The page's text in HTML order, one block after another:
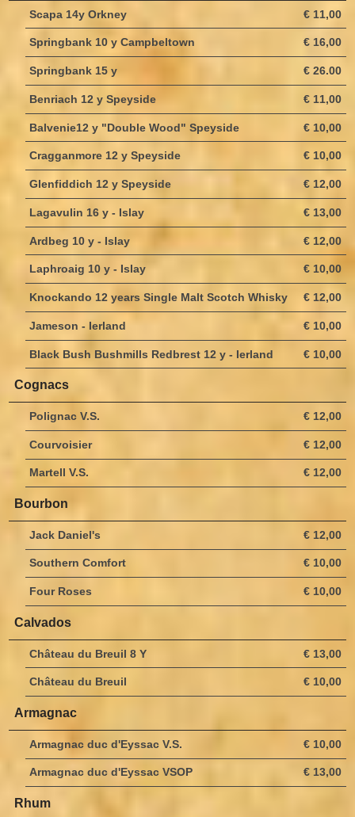
€ 11,00
Scapa 14y Orkney
€ 16,00
Springbank 10 y Campbeltown
€ 26.00
Springbank 15 y
€ 11,00
Benriach 12 y Speyside
€ 10,00
Balvenie12 y "Double Wood" Speyside
€ 10,00
Cragganmore 12 y Speyside
€ 12,00
Glenfiddich 12 y Speyside
€ 13,00
Lagavulin 16 y - Islay
€ 12,00
Ardbeg 10 y - Islay
€ 10,00
Laphroaig 10 y - Islay
€ 12,00
Knockando 12 years Single Malt Scotch Whisky
€ 10,00
Jameson - Ierland
€ 10,00
Black Bush Bushmills Redbrest 12 y - Ierland
Cognacs
€ 12,00
Polignac V.S.
€ 12,00
Courvoisier
€ 12,00
Martell V.S.
Bourbon
€ 12,00
Jack Daniel's
€ 10,00
Southern Comfort
€ 10,00
Four Roses
Calvados
€ 13,00
Château du Breuil 8 Y
€ 10,00
Château du Breuil
Armagnac
€ 10,00
Armagnac duc d'Eyssac V.S.
€ 13,00
Armagnac duc d'Eyssac VSOP
Rhum